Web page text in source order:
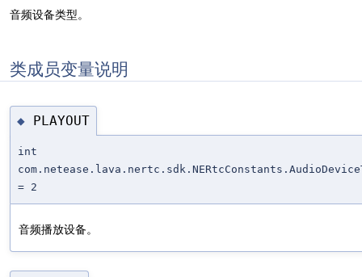
音频设备类型。
类成员变量说明
◆ PLAYOUT
int
= 2
音频播放设备。